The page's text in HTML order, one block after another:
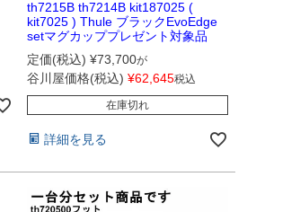
th7215B th7214B kit187025 (
kit7025 ) Thule ブラックEvoEdge
setマグカッププレゼント対象品
定価(税込) ¥73,700が
谷川屋価格(税込) ¥62,645税込
在庫切れ
詳細を見る